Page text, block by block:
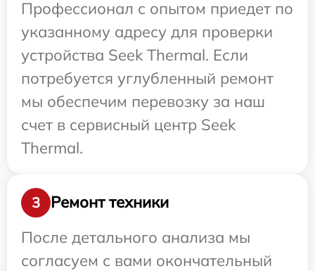
Профессионал с опытом приедет по
указанному адресу для проверки
устройства Seek Thermal. Если
потребуется углубленный ремонт
мы обеспечим перевозку за наш
счет в сервисный центр Seek
Thermal.
3
Ремонт техники
После детального анализа мы
согласуем с вами окончательный